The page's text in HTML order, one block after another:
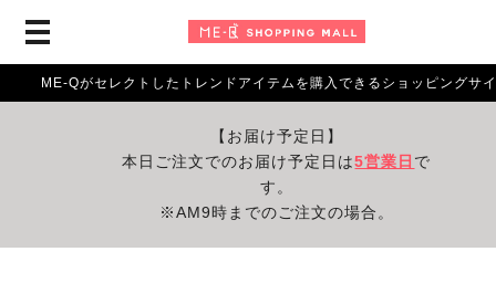
ME-Qがセレクトしたトレンドアイテムを購入できるショッピングサ
【お届け予定日】
本日ご注文でのお届け予定日は5営業日 で
す。
※AM9時までのご注文の場合。